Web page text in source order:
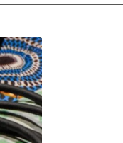
DEPUIS 2016